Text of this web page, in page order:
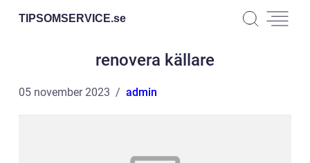
TIPSOMSERVICE.se
renovera källare
05 november 2023 admin